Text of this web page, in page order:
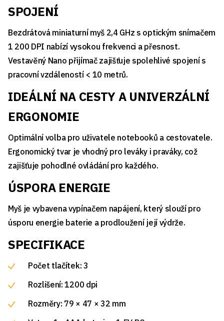
SPOJENÍ
Bezdrátová miniaturní myš 2,4 GHz s optickým snímačem
1 200 DPI nabízí vysokou frekvenci a přesnost.
Vestavěný Nano přijímač zajišťuje spolehlivé spojení s
pracovní vzdáleností < 10 metrů.
IDEÁLNÍ NA CESTY A UNIVERZÁLNÍ
ERGONOMIE
Optimální volba pro uživatele notebooků a cestovatele.
Ergonomický tvar je vhodný pro leváky i praváky, což
zajišťuje pohodlné ovládání pro každého.
ÚSPORA ENERGIE
Myš je vybavena vypínačem napájení, který slouží pro
úsporu energie baterie a prodloužení její výdrže.
SPECIFIKACE
Počet tlačítek: 3
Rozlišení: 1200 dpi
Rozměry: 79 × 47 × 32 mm